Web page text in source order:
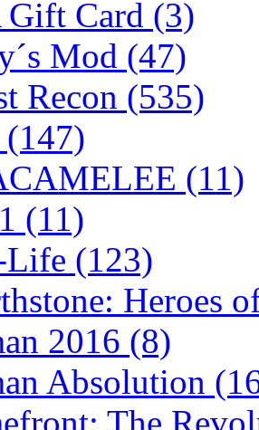
Gift Card (3)
Mod (47)
Recon (535)
(147)
(11)
(11)
Life (123)
Heroes
2016 (8)
Absolution
The